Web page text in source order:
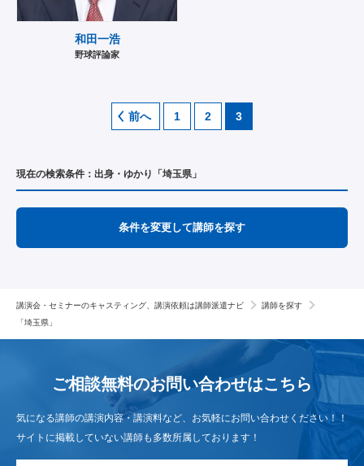
和田一浩
野球評論家
前へ 1 2 3
現在の検索条件：出身・ゆかり「埼玉県」
条件を変更して講師を探す
講演会・セミナーのキャスティング、講演依頼は講師派遣ナビ
講師を探す
「埼玉県」
ご相談無料のお問い合わせはこちら
気になる講師の講演内容・講演料など、お気軽にお問い合わせください！！
サイトに掲載していない講師も多数所属しております！